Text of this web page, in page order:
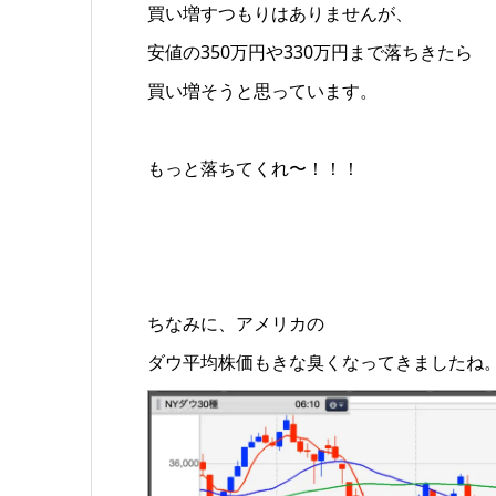
買い増すつもりはありませんが、
安値の350万円や330万円まで落ちきたら
買い増そうと思っています。
もっと落ちてくれ〜！！！
ちなみに、アメリカの
ダウ平均株価もきな臭くなってきましたね